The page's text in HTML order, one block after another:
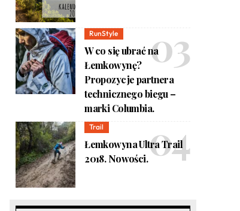
RunStyle
W co się ubrać na
Łemkowynę?
Propozycje partnera
technicznego biegu –
marki Columbia.
Trail
Łemkowyna Ultra Trail
2018. Nowości.